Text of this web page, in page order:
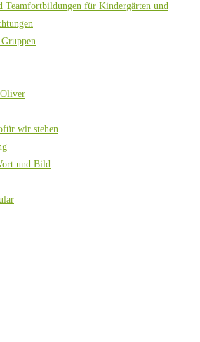
Teamfortbildungen für Kindergärten und
wir stehen
und Bild